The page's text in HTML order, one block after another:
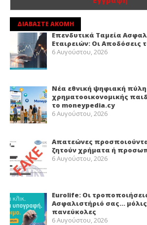
ΔΙΑΒΑΣΤΕ ΑΚΟΜΗ
Επενδυτικά Ταμεία
Εταιρειών: Οι Αποδόσεις
6 Αυγούστου, 2026
Νέα εθνική ψηφιακή πύλη
χρηματοοικονομικής
το moneypedia.cy
6 Αυγούστου, 2026
Απατεώνες
ζητούν χρήματα ή
6 Αυγούστου, 2026
Eurolife: Οι
Ασφαλιστήριό σας… μόλις
πανεύκολες
6 Αυγούστου, 2026